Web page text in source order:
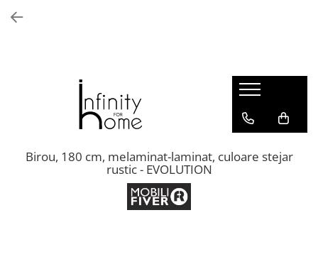
Biblioteci și rafturi
Masute auxiliare
Comode living
Birou, 180 cm, melaminat-laminat, culoare stejar
rustic - EVOLUTION